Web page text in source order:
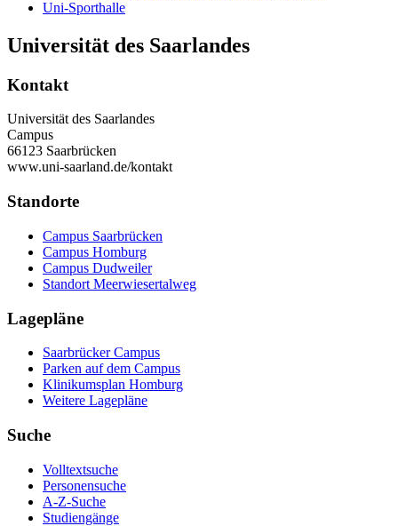
Uni-Sporthalle
Universität des Saarlandes
Kontakt
Universität des Saarlandes
Campus
66123 Saarbrücken
www.uni-saarland.de/kontakt
Standorte
Campus Saarbrücken
Campus Homburg
Campus Dudweiler
Standort Meerwiesertalweg
Lagepläne
Saarbrücker Campus
Parken auf dem Campus
Klinikumsplan Homburg
Weitere Lagepläne
Suche
Volltextsuche
Personensuche
A-Z-Suche
Studiengänge